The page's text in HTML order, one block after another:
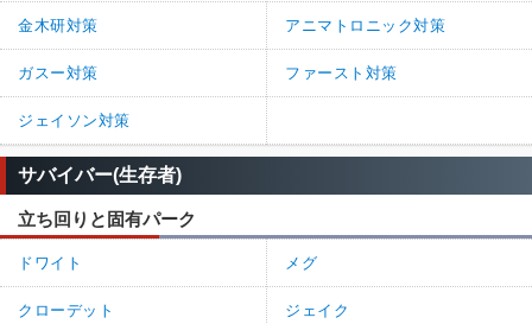
金木研対策 アニマトロニック対策
ガスー対策 ファースト対策
ジェイソン対策
サバイバー(生存者)
立ち回りと固有パーク
ドワイト メグ
クローデット ジェイク